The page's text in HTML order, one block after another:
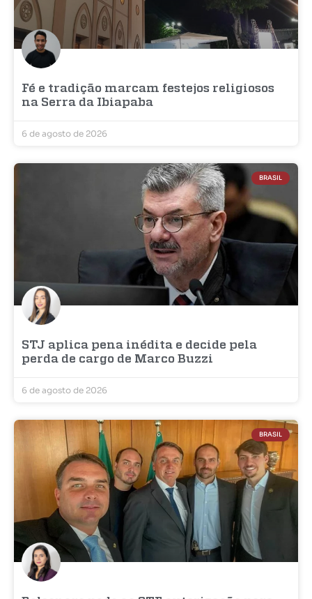
Fé e tradição marcam festejos religiosos
na Serra da Ibiapaba
6 de agosto de 2026
BRASIL
STJ aplica pena inédita e decide pela
perda de cargo de Marco Buzzi
6 de agosto de 2026
BRASIL